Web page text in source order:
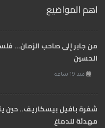
اهم المواضيع
من جابر إلى صاحب الزمان…
الحسين
منذ 19 ساعة
شفرة بافيل بيسكاريف.. حين
مهدئة للدماغ